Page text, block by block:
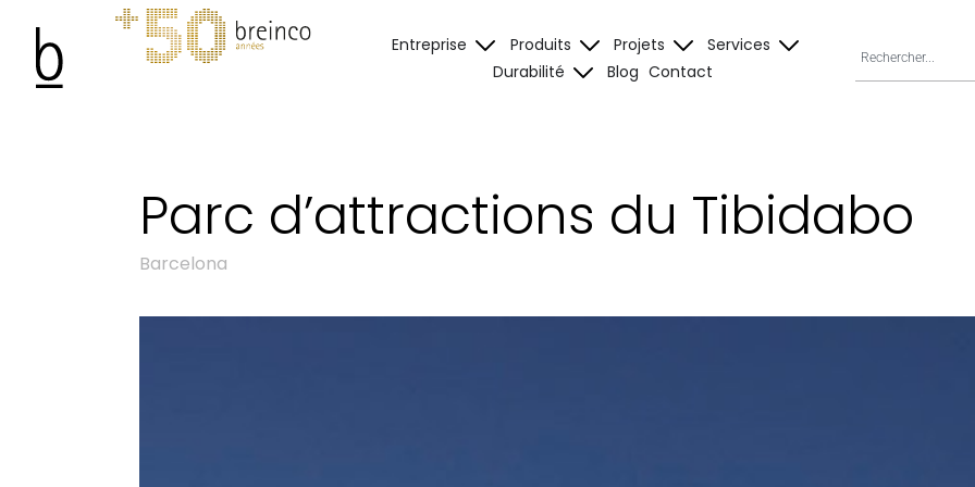
Entreprise Produits Projets
Services
Durabilité
Blog Contact
Parc d’attractions du Tibidabo
Barcelona